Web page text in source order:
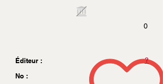
0
Éditeur :
?
No :